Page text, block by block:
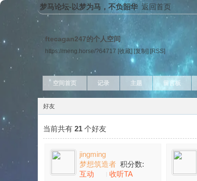
梦马论坛-以梦为马，不负韶华 返回首页
ftecagan247的个人空间
https://meng.horse/?64717 [收藏] [复制] [RSS]
空间首页 记录 主题 留言板
好友
当前共有 21 个好友
jingming
梦想筑造者 积分数:
741
互动 收听TA